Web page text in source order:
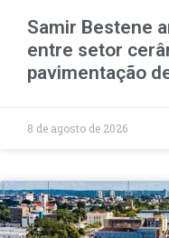
Samir Bestene
entre setor
pavimentação
8 de agosto de 2026